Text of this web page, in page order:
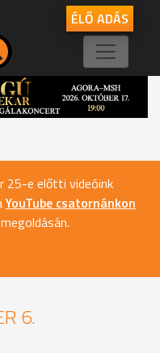
ÉLŐ ADÁS
25-e előtti videóink
YouTube csatornánkon
6.